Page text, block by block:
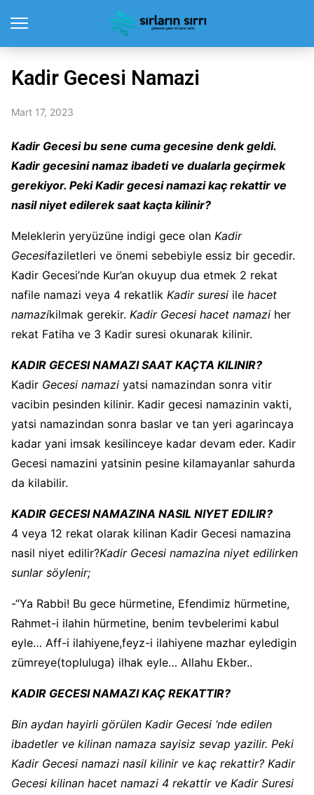
Kadir Gecesi Namazi
Mart 17, 2023
Kadir Gecesi bu sene cuma gecesine denk geldi.
Kadir gecesini namaz ibadeti ve dualarla geçirmek
gerekiyor. Peki Kadir gecesi namazi kaç rekattir ve
nasil niyet edilerek saat kaçta kilinir?
Meleklerin yeryüzüne indigi gece olan Kadir
Gecesifaziletleri ve önemi sebebiyle essiz bir gecedir.
Kadir Gecesi’nde Kur’an okuyup dua etmek 2 rekat
nafile namazi veya 4 rekatlik Kadir suresi ile hacet
namazikilmak gerekir. Kadir Gecesi hacet namazi her
rekat Fatiha ve 3 Kadir suresi okunarak kilinir.
KADIR GECESI NAMAZI SAAT KAÇTA KILINIR?
Kadir Gecesi namazi yatsi namazindan sonra vitir
vacibin pesinden kilinir. Kadir gecesi namazinin vakti,
yatsi namazindan sonra baslar ve tan yeri agarincaya
kadar yani imsak kesilinceye kadar devam eder. Kadir
Gecesi namazini yatsinin pesine kilamayanlar sahurda
da kilabilir.
KADIR GECESI NAMAZINA NASIL NIYET EDILIR?
4 veya 12 rekat olarak kilinan Kadir Gecesi namazina
nasil niyet edilir?Kadir Gecesi namazina niyet edilirken
sunlar söylenir;
-“Ya Rabbi! Bu gece hürmetine, Efendimiz hürmetine,
Rahmet-i ilahin hürmetine, benim tevbelerimi kabul
eyle… Aff-i ilahiyene,feyz-i ilahiyene mazhar eyledigin
zümreye(topluluga) ilhak eyle… Allahu Ekber..
KADIR GECESI NAMAZI KAÇ REKATTIR?
Bin aydan hayirli görülen Kadir Gecesi ‘nde edilen
ibadetler ve kilinan namaza sayisiz sevap yazilir. Peki
Kadir Gecesi namazi nasil kilinir ve kaç rekattir? Kadir
Gecesi kilinan hacet namazi 4 rekattir ve Kadir Suresi